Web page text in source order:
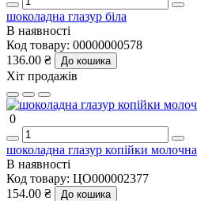
шоколадна глазур біла
В наявності
Код товару: 00000000578
136.00 ₴
До кошика
Хіт продажів
0
шоколадна глазур копійки молочна
В наявності
Код товару: ЦО000002377
154.00 ₴
До кошика